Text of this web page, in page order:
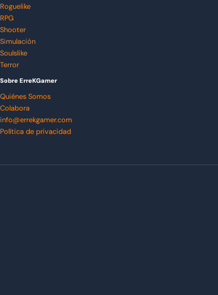
Roguelike
RPG
Shooter
Simulación
Soulslike
Terror
Sobre ErreKGamer
Quiénes Somos
Colabora
info@errekgamer.com
Política de privacidad